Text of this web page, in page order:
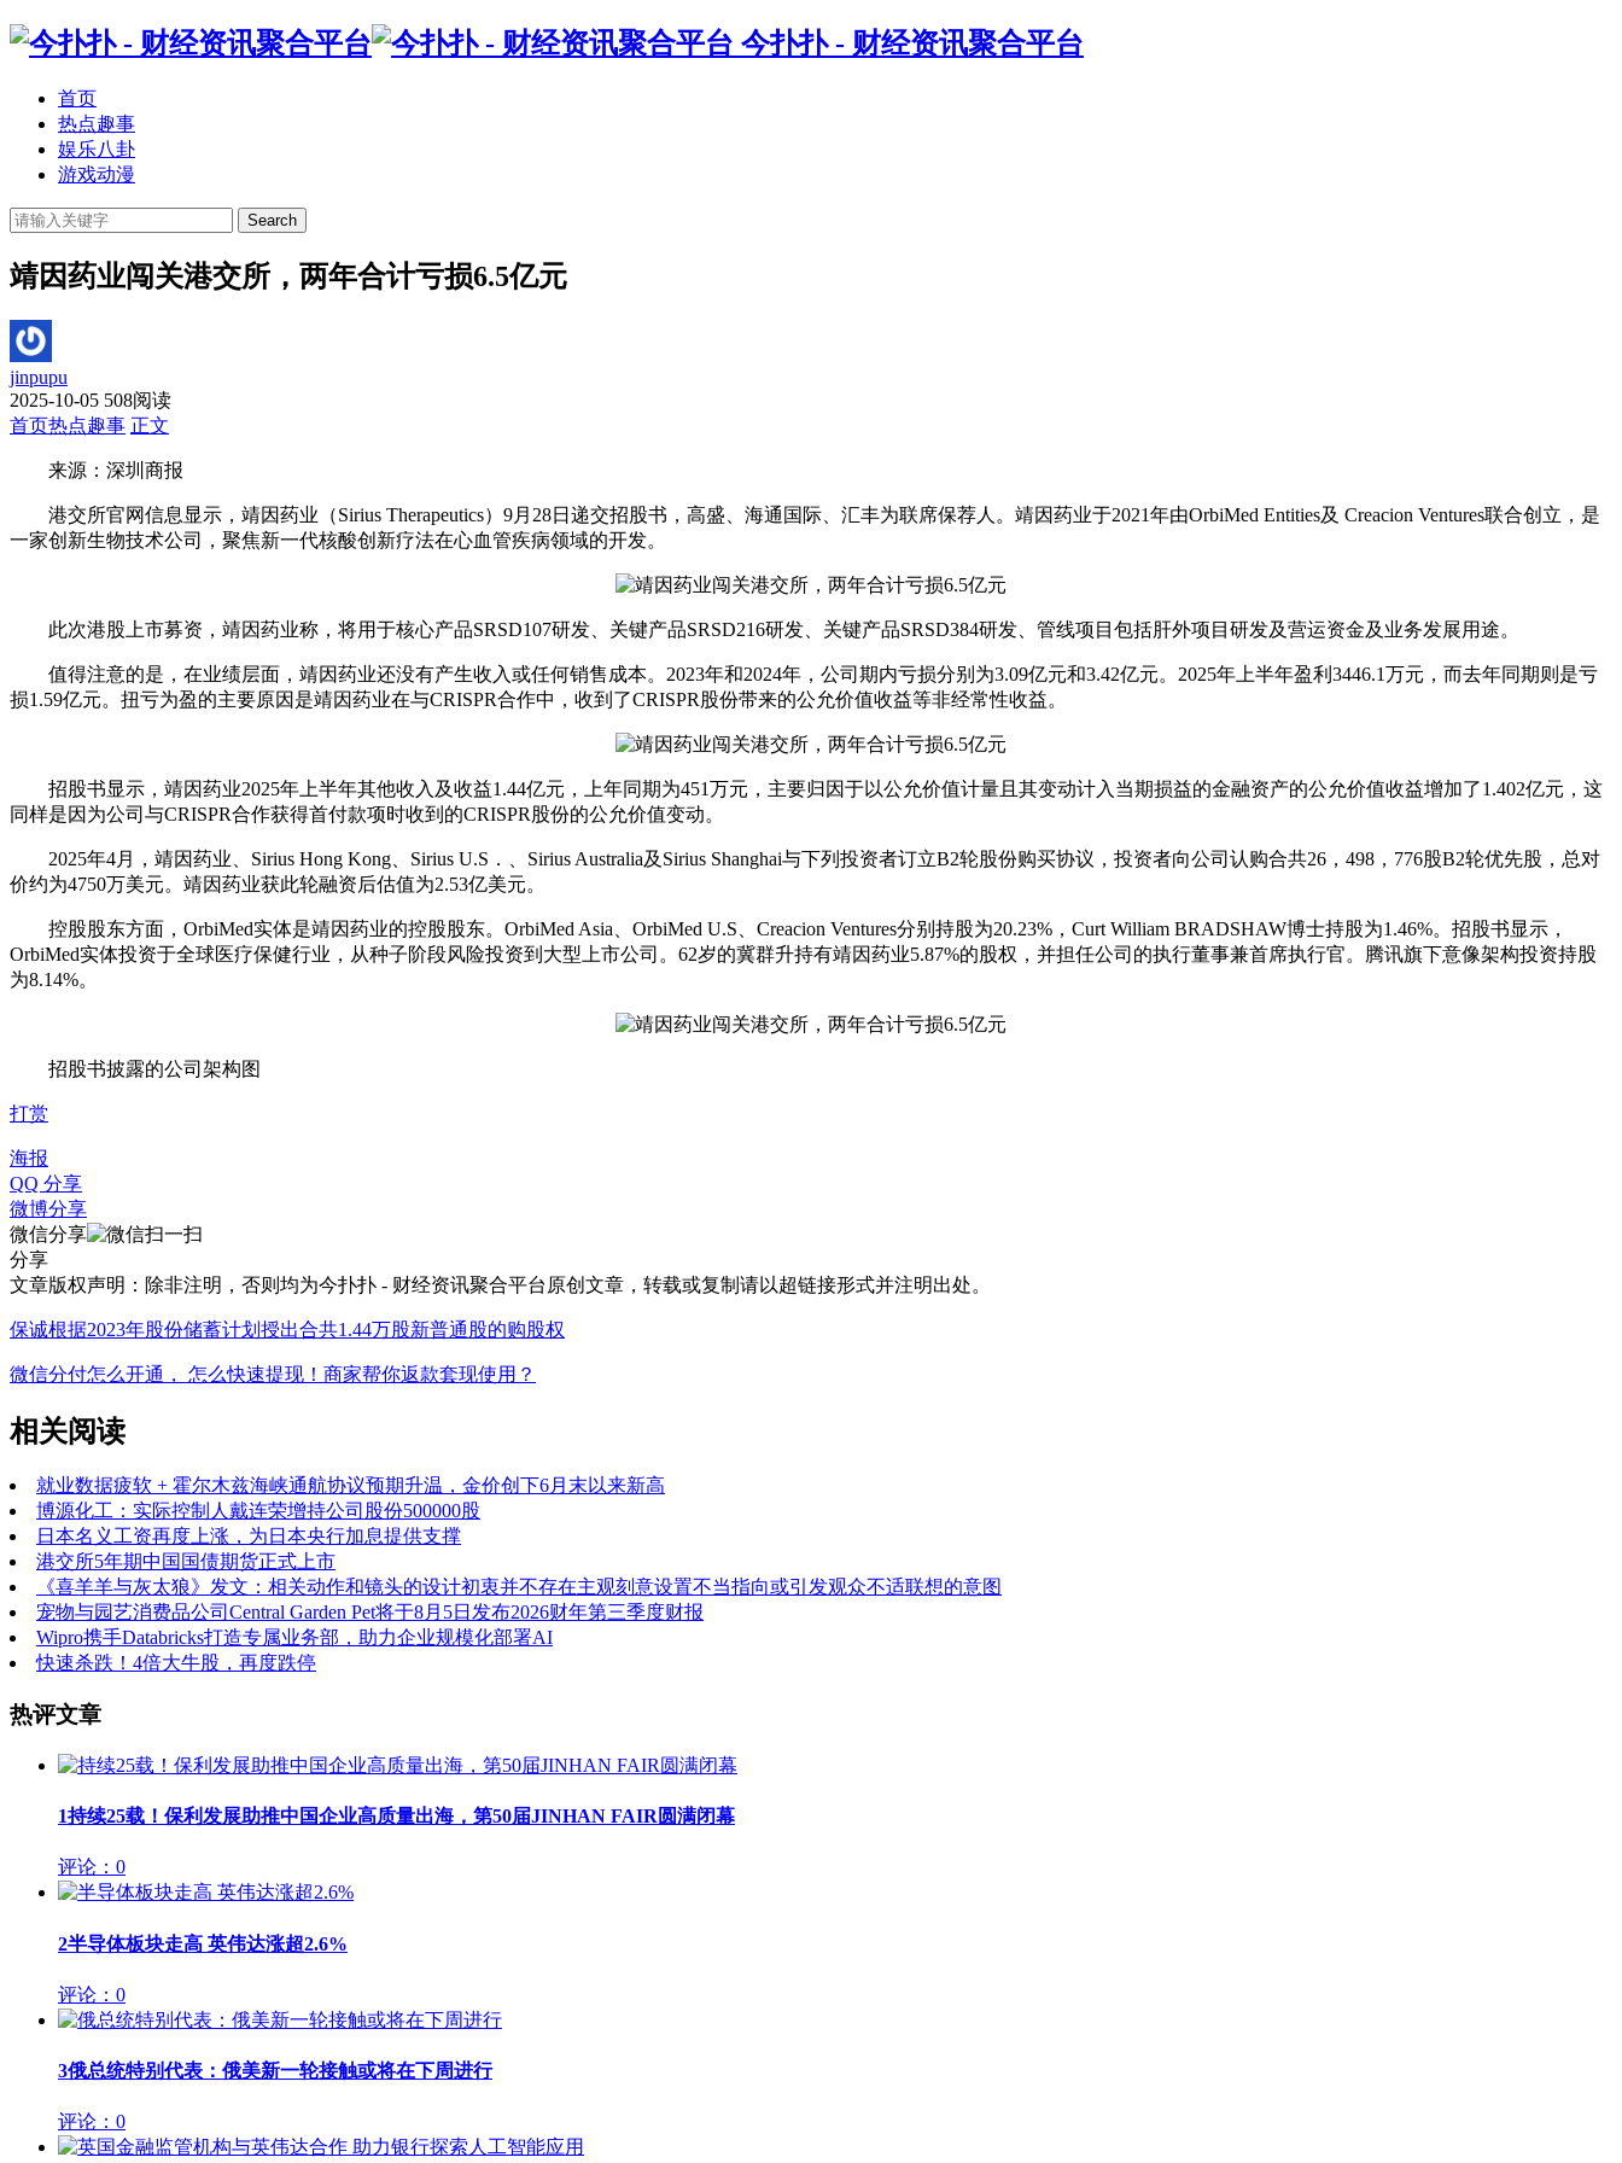
今扑扑 - 财经资讯聚合平台
首页
热点趣事
娱乐八卦
游戏动漫
Search
靖因药业闯关港交所，两年合计亏损6.5亿元
jinpupu
2025-10-05 508阅读
首页热点趣事 正文
来源：深圳商报
港交所官网信息显示，靖因药业（Sirius Therapeutics）9月28日递交招股书，高盛、海通国际、汇丰为联席保荐人。靖因药业于2021年由OrbiMed Entities及 Creacion Ventures联合创立，是
一家创新生物技术公司，聚焦新一代核酸创新疗法在心血管疾病领域的开发。
此次港股上市募资，靖因药业称，将用于核心产品SRSD107研发、关键产品SRSD216研发、关键产品SRSD384研发、管线项目包括肝外项目研发及营运资金及业务发展用途。
值得注意的是，在业绩层面，靖因药业还没有产生收入或任何销售成本。2023年和2024年，公司期内亏损分别为3.09亿元和3.42亿元。2025年上半年盈利3446.1万元，而去年同期则是亏
损1.59亿元。扭亏为盈的主要原因是靖因药业在与CRISPR合作中，收到了CRISPR股份带来的公允价值收益等非经常性收益。
招股书显示，靖因药业2025年上半年其他收入及收益1.44亿元，上年同期为451万元，主要归因于以公允价值计量且其变动计入当期损益的金融资产的公允价值收益增加了1.402亿元，这
同样是因为公司与CRISPR合作获得首付款项时收到的CRISPR股份的公允价值变动。
2025年4月，靖因药业、Sirius Hong Kong、Sirius U.S．、Sirius Australia及Sirius Shanghai与下列投资者订立B2轮股份购买协议，投资者向公司认购合共26，498，776股B2轮优先股，总对
价约为4750万美元。靖因药业获此轮融资后估值为2.53亿美元。
控股股东方面，OrbiMed实体是靖因药业的控股股东。OrbiMed Asia、OrbiMed U.S、Creacion Ventures分别持股为20.23%，Curt William BRADSHAW博士持股为1.46%。招股书显示，
OrbiMed实体投资于全球医疗保健行业，从种子阶段风险投资到大型上市公司。62岁的冀群升持有靖因药业5.87%的股权，并担任公司的执行董事兼首席执行官。腾讯旗下意像架构投资持股
为8.14%。
招股书披露的公司架构图
打赏
海报
QQ 分享
微博分享
微信分享
分享
文章版权声明：除非注明，否则均为今扑扑 - 财经资讯聚合平台 原创文章，转载或复制请以超链接形式并注明出处。
保诚根据2023年股份储蓄计划授出合共1.44万股新普通股的购股权
微信分付怎么开通， 怎么快速提现！商家帮你返款套现使用？
相关阅读
就业数据疲软 + 霍尔木兹海峡通航协议预期升温，金价创下6月末以来新高
博源化工：实际控制人戴连荣增持公司股份500000股
日本名义工资再度上涨，为日本央行加息提供支撑
港交所5年期中国国债期货正式上市
《喜羊羊与灰太狼》发文：相关动作和镜头的设计初衷并不存在主观刻意设置不当指向或引发观众不适联想的意图
宠物与园艺消费品公司Central Garden Pet将于8月5日发布2026财年第三季度财报
Wipro携手Databricks打造专属业务部，助力企业规模化部署AI
快速杀跌！4倍大牛股，再度跌停
热评文章
1持续25载！保利发展助推中国企业高质量出海，第50届JINHAN FAIR圆满闭幕
评论：0
2半导体板块走高 英伟达涨超2.6%
评论：0
3俄总统特别代表：俄美新一轮接触或将在下周进行
评论：0